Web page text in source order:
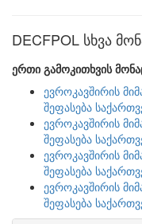
DECFPOL სხვა
ერთი გამოკითხვის
ევროკავშირის
შეფასება
ევროკავშირის
შეფასება
ევროკავშირის
შეფასება
ევროკავშირის
შეფასება